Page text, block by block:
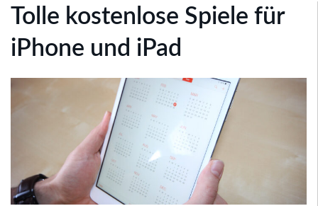
Tolle kostenlose Spiele für
iPhone und iPad